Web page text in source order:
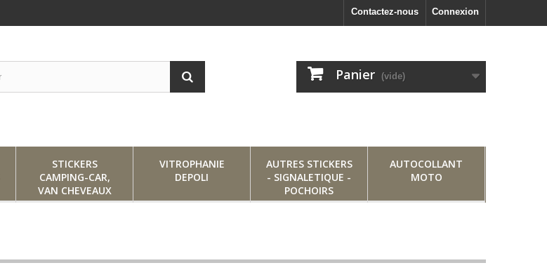
Connexion
Contactez-nous
Panier (vide)
STICKERS
CAMPING-CAR,
VAN CHEVEAUX
VITROPHANIE
DEPOLI
AUTRES STICKERS
- SIGNALETIQUE -
POCHOIRS
AUTOCOLLANT
MOTO